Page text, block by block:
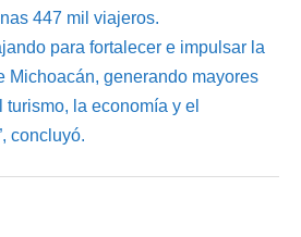
447 mil viajeros.
para fortalecer e impulsar la
Michoacán, generando mayores
la economía y el
concluyó.